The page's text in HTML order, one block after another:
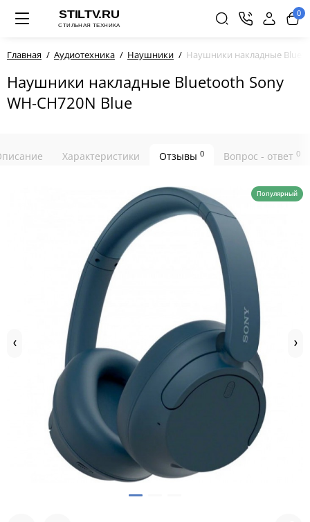
0
Главная Аудиотехника Наушники Наушники накладные
Наушники накладные Bluetooth Sony
WH-CH720N Blue
Характеристики Отзывы 0 Вопрос - ответ 0
Популярный